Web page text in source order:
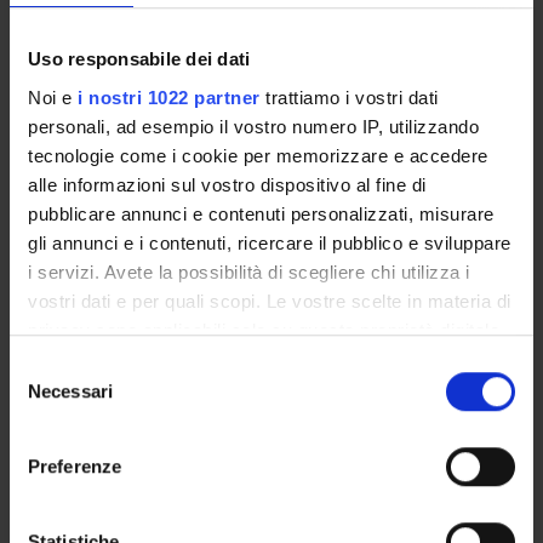
Uso responsabile dei dati
Noi e i nostri 1022 partner trattiamo i vostri dati
personali, ad esempio il vostro numero IP, utilizzando
tecnologie come i cookie per memorizzare e accedere
alle informazioni sul vostro dispositivo al fine di
pubblicare annunci e contenuti personalizzati, misurare
gli annunci e i contenuti, ricercare il pubblico e sviluppare
i servizi. Avete la possibilità di scegliere chi utilizza i
vostri dati e per quali scopi. Le vostre scelte in materia di
privacy sono applicabili solo su questa proprietà digitale
modificare o revocare il proprio consenso in qualsiasi
momento dalla Dichiarazione sui cookie o facendo clic
raccogliere informazioni sulla tua posizione
delNecessari
Preferenze
POST LAUREA
Presentazione
deve
aver maturato conoscenze scientifiche e professionali
nel campo della fisiologia, fisiopatologia, clinica e terapia
parte- cipazione della persona disabile alla vita sociale e